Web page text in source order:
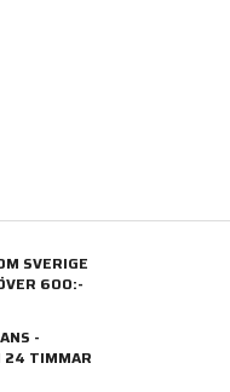
SVERIGE
600:-
-
24 TIMMAR